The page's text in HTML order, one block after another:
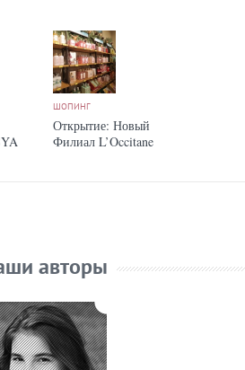
ШОПИНГ
Открытие: Новый
Филиал L’Occitane
авторы